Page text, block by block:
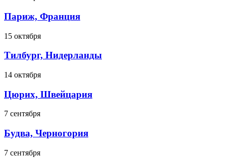
Париж, Франция
15 октября
Тилбург, Нидерланды
14 октября
Цюрих, Швейцария
7 сентября
Будва, Черногория
7 сентября